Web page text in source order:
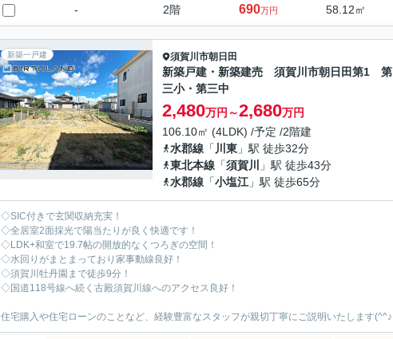
- 2階 690万円 58.12㎡
新築一戸建 須賀川市朝日田
新築戸建・新築建売 須賀川市朝日田第1 第
三小・第三中
2,480万円～2,680万円
106.10㎡ (4LDK) /予定 /2階建
水郡線 「 川東 」駅 徒歩32分
東北本線 「須賀川
」駅 徒歩43分
水郡線 「小塩江 」駅 徒歩65分
◇SIC付きで玄関収納充実！
◇全居室2面採光で陽当たりが良く快適です！
◇LDK+和室で19.7帖の開放的なくつろぎの空間！
◇水回りがまとまっており家事動線良好！
◇須賀川牡丹園まで徒歩9分！
◇国道118号線へ続く古殿須賀川線へのアクセス良好！
住宅購入や住宅ローンのことなど、経験豊富なスタッフが親切丁寧にご説明いたします(^^♪